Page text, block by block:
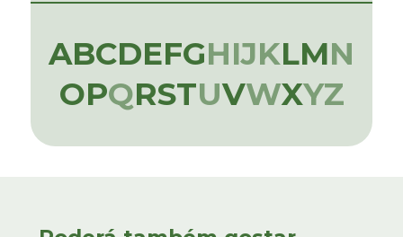
ABCDEFGHIJKLMN
OPQRSTUVWXYZ